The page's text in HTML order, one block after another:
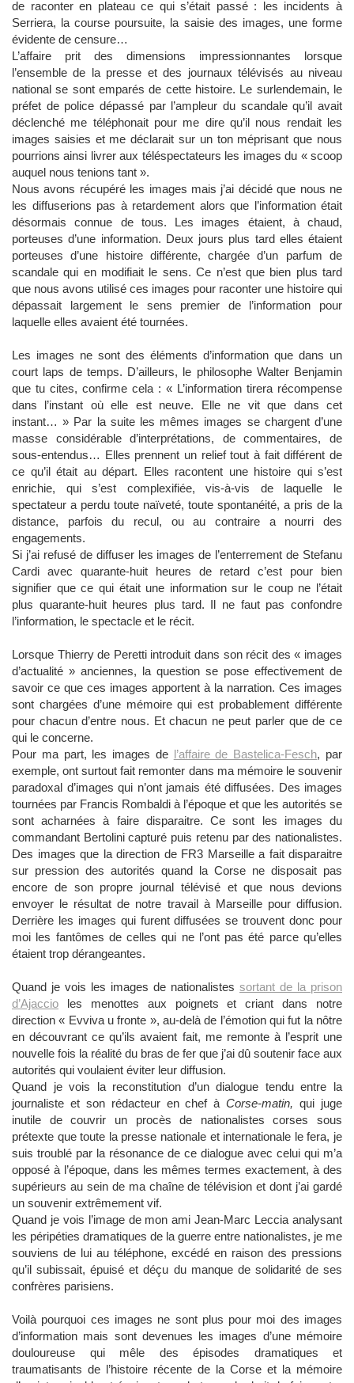
de raconter en plateau ce qui s’était passé : les incidents à
Serriera, la course poursuite, la saisie des images, une forme
évidente de censure…
L’affaire prit des dimensions impressionnantes lorsque
l’ensemble de la presse et des journaux télévisés au niveau
national se sont emparés de cette histoire. Le surlendemain, le
préfet de police dépassé par l’ampleur du scandale qu’il avait
déclenché me téléphonait pour me dire qu’il nous rendait les
images saisies et me déclarait sur un ton méprisant que nous
pourrions ainsi livrer aux téléspectateurs les images du « scoop
auquel nous tenions tant ».
Nous avons récupéré les images mais j’ai décidé que nous ne
les diffuserions pas à retardement alors que l’information était
désormais connue de tous. Les images étaient, à chaud,
porteuses d’une information. Deux jours plus tard elles étaient
porteuses d’une histoire différente, chargée d’un parfum de
scandale qui en modifiait le sens. Ce n’est que bien plus tard
que nous avons utilisé ces images pour raconter une histoire qui
dépassait largement le sens premier de l’information pour
laquelle elles avaient été tournées.
Les images ne sont des éléments d’information que dans un
court laps de temps. D’ailleurs, le philosophe Walter Benjamin
que tu cites, confirme cela : « L’information tirera récompense
dans l’instant où elle est neuve. Elle ne vit que dans cet
instant… » Par la suite les mêmes images se chargent d’une
masse considérable d’interprétations, de commentaires, de
sous-entendus… Elles prennent un relief tout à fait différent de
ce qu’il était au départ. Elles racontent une histoire qui s’est
enrichie, qui s’est complexifiée, vis-à-vis de laquelle le
spectateur a perdu toute naïveté, toute spontanéité, a pris de la
distance, parfois du recul, ou au contraire a nourri des
engagements.
Si j’ai refusé de diffuser les images de l’enterrement de Stefanu
Cardi avec quarante-huit heures de retard c’est pour bien
signifier que ce qui était une information sur le coup ne l’était
plus quarante-huit heures plus tard. Il ne faut pas confondre
l’information, le spectacle et le récit.
Lorsque Thierry de Peretti introduit dans son récit des « images
d’actualité » anciennes, la question se pose effectivement de
savoir ce que ces images apportent à la narration. Ces images
sont chargées d’une mémoire qui est probablement différente
pour chacun d’entre nous. Et chacun ne peut parler que de ce
qui le concerne.
Pour ma part, les images de l’affaire de Bastelica-Fesch, par
exemple, ont surtout fait remonter dans ma mémoire le souvenir
paradoxal d’images qui n’ont jamais été diffusées. Des images
tournées par Francis Rombaldi à l’époque et que les autorités se
sont acharnées à faire disparaitre. Ce sont les images du
commandant Bertolini capturé puis retenu par des nationalistes.
Des images que la direction de FR3 Marseille a fait disparaitre
sur pression des autorités quand la Corse ne disposait pas
encore de son propre journal télévisé et que nous devions
envoyer le résultat de notre travail à Marseille pour diffusion.
Derrière les images qui furent diffusées se trouvent donc pour
moi les fantômes de celles qui ne l’ont pas été parce qu’elles
étaient trop dérangeantes.
Quand je vois les images de nationalistes sortant de la prison
d’Ajaccio les menottes aux poignets et criant dans notre
direction « Evviva u fronte », au-delà de l’émotion qui fut la nôtre
en découvrant ce qu’ils avaient fait, me remonte à l’esprit une
nouvelle fois la réalité du bras de fer que j’ai dû soutenir face aux
autorités qui voulaient éviter leur diffusion.
Quand je vois la reconstitution d’un dialogue tendu entre la
journaliste et son rédacteur en chef àCorse-matin, qui juge
inutile de couvrir un procès de nationalistes corses sous
prétexte que toute la presse nationale et internationale le fera, je
suis troublé par la résonance de ce dialogue avec celui qui m’a
opposé à l’époque, dans les mêmes termes exactement, à des
supérieurs au sein de ma chaîne de télévision et dont j’ai gardé
un souvenir extrêmement vif.
Quand je vois l’image de mon ami Jean-Marc Leccia analysant
les péripéties dramatiques de la guerre entre nationalistes, je me
souviens de lui au téléphone, excédé en raison des pressions
qu’il subissait, épuisé et déçu du manque de solidarité de ses
confrères parisiens.
Voilà pourquoi ces images ne sont plus pour moi des images
d’information mais sont devenues les images d’une mémoire
douloureuse qui mêle des épisodes dramatiques et
traumatisants de l’histoire récente de la Corse et la mémoire